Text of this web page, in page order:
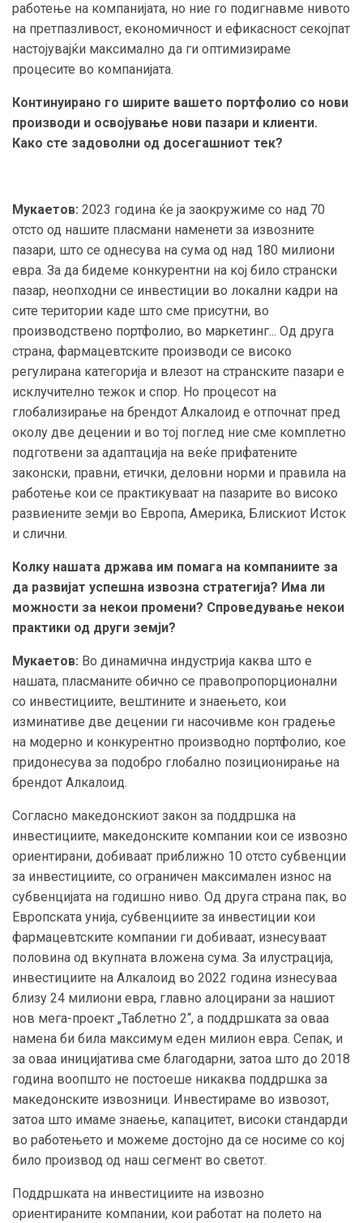
работење на компанијата, но ние го подигнавме нивото
на претпазливост, економичност и ефикасност секојпат
настојувајќи максимално да ги оптимизираме
процесите во компанијата.
Континуирано го ширите вашето портфолио со нови
производи и освојување нови пазари и клиенти.
Како сте задоволни од досегашниот тек?
Мукаетов: 2023 година ќе ја заокружиме со над 70
отсто од нашите пласмани наменети за извозните
пазари, што се однесува на сума од над 180 милиони
евра. За да бидеме конкурентни на кој било странски
пазар, неопходни се инвестиции во локални кадри на
сите територии каде што сме присутни, во
производствено портфолио, во маркетинг... Од друга
страна, фармацевтските производи се високо
регулирана категорија и влезот на странските пазари е
исклучително тежок и спор. Но процесот на
глобализирање на брендот Алкалоид е отпочнат пред
околу две децении и во тој поглед ние сме комплетно
подготвени за адаптација на веќе прифатените
законски, правни, етички, деловни норми и правила на
работење кои се практикуваат на пазарите во високо
развиените земји во Европа, Америка, Блискиот Исток
и слични.
Колку нашата држава им помага на компаниите за
да развијат успешна извозна стратегија? Има ли
можности за некои промени? Спроведување некои
практики од други земји?
Мукаетов: Во динамична индустрија каква што е
нашата, пласманите обично се правопропорционални
со инвестициите, вештините и знаењето, кои
изминативе две децении ги насочивме кон градење
на модерно и конкурентно производно портфолио, кое
придонесува за подобро глобално позиционирање на
брендот Алкалоид.
Согласно македонскиот закон за поддршка на
инвестициите, македонските компании кои се извозно
ориентирани, добиваат приближно 10 отсто субвенции
за инвестициите, со ограничен максимален износ на
субвенцијата на годишно ниво. Од друга страна пак, во
Европската унија, субвенциите за инвестиции кои
фармацевтските компании ги добиваат, изнесуваат
половина од вкупната вложена сума. За илустрација,
инвестициите на Алкалоид во 2022 година изнесуваа
близу 24 милиони евра, главно алоцирани за нашиот
нов мега-проект „Таблетно 2“, а поддршката за оваа
намена би била максимум еден милион евра. Сепак, и
за оваа иницијатива сме благодарни, затоа што до 2018
година воопшто не постоеше никаква поддршка за
македонските извозници. Инвестираме во извозот,
затоа што имаме знаење, капацитет, високи стандарди
во работењето и можеме достојно да се носиме со кој
било производ од наш сегмент во светот.
Поддршката на инвестициите на извозно
ориентираните компании, кои работат на полето на